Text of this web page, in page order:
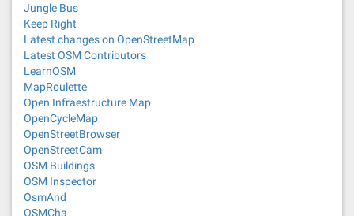
Jungle Bus
Keep Right
Latest changes on OpenStreetMap
Latest OSM Contributors
LearnOSM
MapRoulette
Open Infraestructure Map
OpenCycleMap
OpenStreetBrowser
OpenStreetCam
OSM Buildings
OSM Inspector
OsmAnd
OSMCha